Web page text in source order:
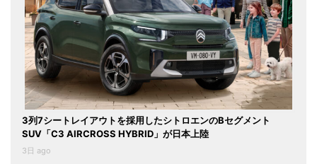
3列7シートレイアウトを採用したシトロエンのBセグメント
SUV「C3 AIRCROSS HYBRID」が日本上陸
3日 ago